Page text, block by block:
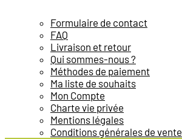
Formulaire de contact
FAQ
Livraison et retour
Qui sommes-nous ?
Méthodes de paiement
Ma liste de souhaits
Mon Compte
Charte vie privée
Mentions légales
Conditions générales de vente